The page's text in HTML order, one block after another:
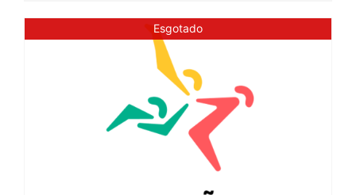
Esgotado